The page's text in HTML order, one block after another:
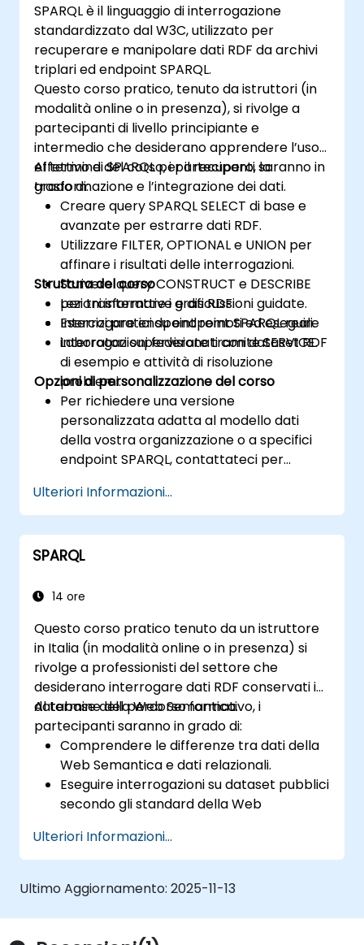
SPARQL è il linguaggio di interrogazione
standardizzato dal W3C, utilizzato per
recuperare e manipolare dati RDF da archivi
triplari ed endpoint SPARQL.
Questo corso pratico, tenuto da istruttori (in
modalità online o in presenza), si rivolge a
partecipanti di livello principiante e
intermedio che desiderano apprendere l’uso
effettivo di SPARQL per il recupero, la
trasformazione e l’integrazione dei dati.
Al termine del corso, i partecipanti saranno in
grado di:
Creare query SPARQL SELECT di base e
avanzate per estrarre dati RDF.
Utilizzare FILTER, OPTIONAL e UNION per
affinare i risultati delle interrogazioni.
Scrivere query CONSTRUCT e DESCRIBE
per trasformare i grafi RDF.
Interrogare endpoint remoti ed eseguire
interrogazioni federate tramite SERVICE.
Struttura del corso
Lezioni interattive e discussioni guidate.
Esercizi pratici su endpoint SPARQL reali.
Laboratori supervisionati con dataset RDF
di esempio e attività di risoluzione
problemi.
Opzioni di personalizzazione del corso
Per richiedere una versione
personalizzata adatta al modello dati
della vostra organizzazione o a specifici
endpoint SPARQL, contattateci per
Ulteriori Informazioni...
SPARQL
14 ore
Questo corso pratico tenuto da un istruttore
in Italia (in modalità online o in presenza) si
rivolge a professionisti del settore che
desiderano interrogare dati RDF conservati in
database della Web Semantica.
Al termine del percorso formativo, i
partecipanti saranno in grado di:
Comprendere le differenze tra dati della
Web Semantica e dati relazionali.
Eseguire interrogazioni su dataset pubblici
secondo gli standard della Web
Modellare i dati in modo idoneo per le
interrogazioni con SPARQL.
Trasformare i dati di un sito web in dati
collegati della Web Semantica.
Eseguire interrogazioni SPARQL
direttamente all’interno di applicazioni
Ulteriori Informazioni...
Ultimo Aggiornamento: 2025-11-13